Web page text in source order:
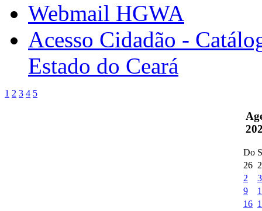
Webmail HGWA
Acesso Cidadão -
Estado do Ceará
1 2 3 4 5
Do
26
2
3
9
16